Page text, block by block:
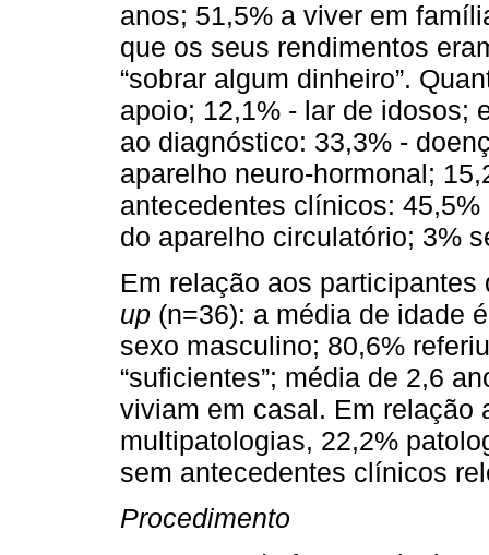
anos; 51,5% a viver em
que os seus rendimentos
“sobrar algum dinheiro”.
apoio; 12,1% - lar de idosos;
ao diagnóstico: 33,3% -
aparelho neuro-hormonal;
antecedentes clínicos:
do aparelho circulatório; 3%
Em relação aos
up (n=36): a média de idade
sexo masculino; 80,6%
“suficientes”; média de 2,6
viviam em casal. Em relação
multipatologias, 22,2%
sem antecedentes clínicos
Procedimento